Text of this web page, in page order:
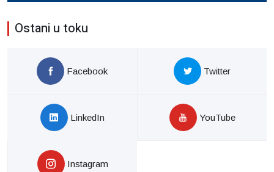
Ostani u toku
Facebook Twitter
LinkedIn YouTube
Instagram